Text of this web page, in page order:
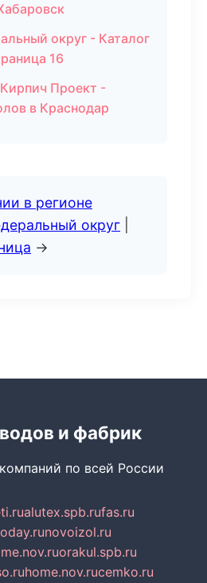
округ - Каталог
16
Проект -
в Краснодар
в регионе
округ
→
и фабрик
по всей России
alutex.spb.rufas.ru
novoizol.ru
orakul.spb.ru
home.nov.rucemko.ru